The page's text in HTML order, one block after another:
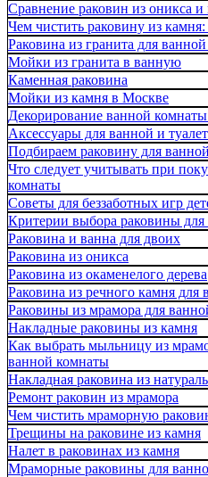
Сравнение раковин из оникса и
Чем чистить раковину из
Раковина из гранита для
Мойки из гранита в ванную
Каменная раковина
Мойки из камня в Москве
Декорирование ванной комнаты
Аксессуары для ванной и
Подбираем раковину для
Что следует учитывать при
комнаты
Советы для беззаботных игр
Критерии выбора раковины
Раковина и ванна для двоих
Раковина из оникса
Раковина из окаменелого дерева
Раковина из речного камня для
Раковины из мрамора для
Накладные раковины из камня
Как выбрать мыльницу из
ванной комнаты
Накладная раковина из
Ремонт раковин из мрамора
Чем чистить мраморную
Трещины на раковине из камня
Налет в раковинах из камня
Мраморные раковины для